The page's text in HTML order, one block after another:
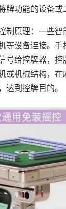
牌功能的设备或
制原理：一些智
等设备连接。手
号给控牌器，控
或机械结构，在
达到控牌目的。